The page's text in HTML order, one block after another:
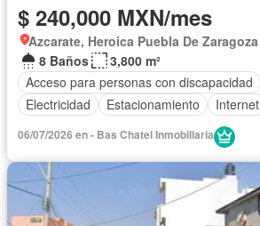
$ 240,000 MXN/mes
Azcarate, Heroica Puebla De Zaragoza
8 Baños
3,800 m²
Acceso para personas con discapacidad
Electricidad
Estacionamiento Internet
06/07/2026 en - Bas Chatel Inmobiliaria